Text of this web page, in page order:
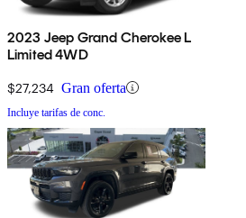
2023 Jeep Grand Cherokee L
Limited 4WD
$27,234 Gran oferta
Incluye tarifas de conc.